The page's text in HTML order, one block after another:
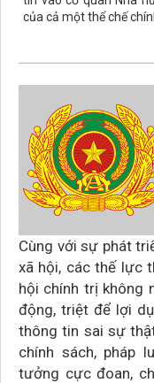
của cả một thể chế
Cùng với sự phát
xã hội, các thế lực
hội chính trị không
động, triệt để lợi
thông tin sai sự
chính sách, pháp
tưởng cực đoan,